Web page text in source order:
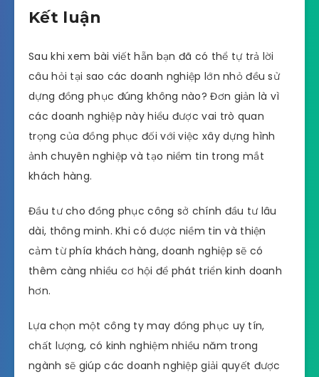
Kết luận
Sau khi xem bài viết hẵn bạn đã có thể tự trả lời
câu hỏi tại sao các doanh nghiệp lớn nhỏ đều sử
dựng đồng phục đúng không nào? Đơn giản là vì
các doanh nghiệp này hiểu được vai trò quan
trọng của đồng phục đối với việc xây dựng hình
ảnh chuyên nghiệp và tạo niềm tin trong mắt
khách hàng.
Đầu tư cho đồng phục công sở chính đầu tư lâu
dài, thông minh. Khi có được niềm tin và thiện
cảm từ phía khách hàng, doanh nghiệp sẽ có
thêm càng nhiều cơ hội để phát triển kinh doanh
hơn.
Lựa chọn một công ty may đồng phục uy tín,
chất lượng, có kinh nghiệm nhiều năm trong
ngành sẽ giúp các doanh nghiệp giải quyết được